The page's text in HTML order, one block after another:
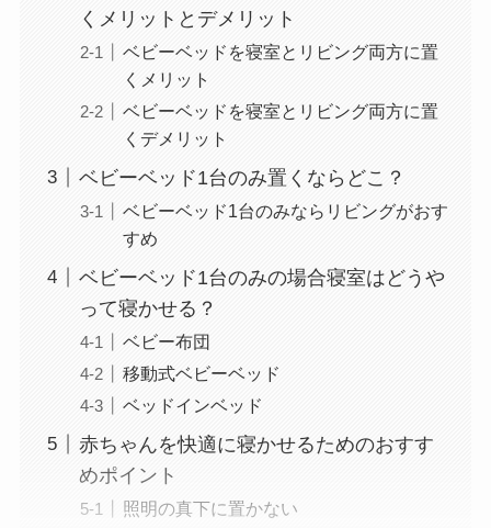
くメリットとデメリット
ベビーベッドを寝室とリビング両方に置
くメリット
ベビーベッドを寝室とリビング両方に置
くデメリット
ベビーベッド1台のみ置くならどこ？
ベビーベッド1台のみならリビングがおす
すめ
ベビーベッド1台のみの場合寝室はどうや
って寝かせる？
ベビー布団
移動式ベビーベッド
ベッドインベッド
赤ちゃんを快適に寝かせるためのおすす
めポイント
照明の真下に置かない